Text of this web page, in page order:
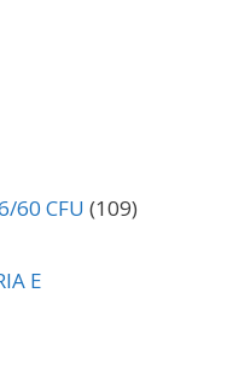
60 CFU (109)
E